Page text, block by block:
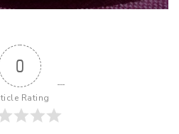
0
Rating